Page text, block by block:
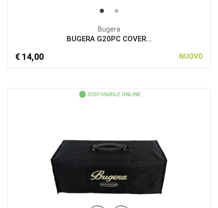
Bugera
BUGERA G20PC COVER...
€ 14,00 NUOVO
DISPONIBILE ONLINE